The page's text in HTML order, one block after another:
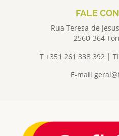
FALE
Rua Teresa de
2560-364
T +351 261 338 392 |
E-mail